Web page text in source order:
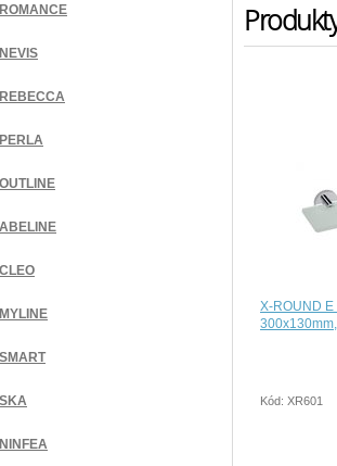
ROMANCE
NEVIS
REBECCA
PERLA
OUTLINE
ABELINE
CLEO
MYLINE
SMART
SKA
NINFEA
X-ROUND
Kód: XR601